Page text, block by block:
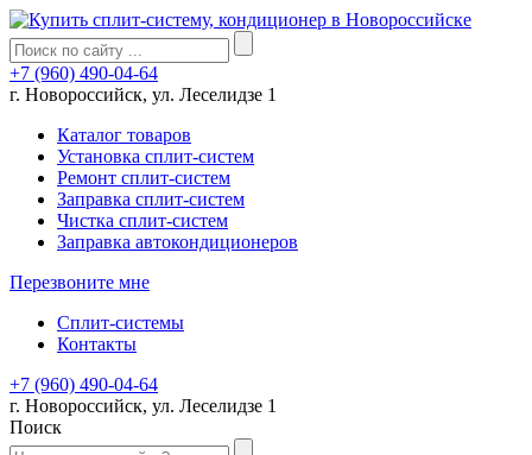
+7 (960) 490-04-64
г. Новороссийск, ул. Леселидзе 1
Каталог товаров
Установка сплит-систем
Ремонт сплит-систем
Заправка сплит-систем
Чистка сплит-систем
Заправка автокондиционеров
Перезвоните мне
Сплит-системы
Контакты
+7 (960) 490-04-64
г. Новороссийск, ул. Леселидзе 1
Поиск